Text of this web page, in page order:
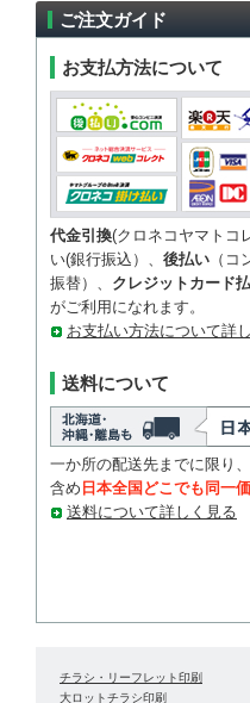
ご注文ガイド
お支払方法について
代金引換(クロネコヤマトコ
い(銀行振込）、 後払い （
振替）、 クレジットカード
がご利用になれます。
お支払い方法について詳
送料について
一か所の配送先までに限り
含め 日本全国どこでも同一
送料について詳しく見る
チラシ・リーフレット印刷
大ロットチラシ印刷